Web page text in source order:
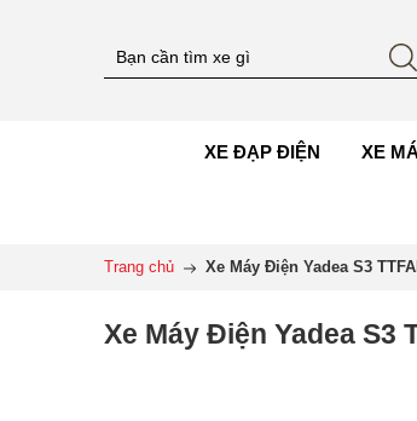
XE ĐẠP ĐIỆN XE
Trang chủ Xe Máy Điện Yadea S3
Xe Máy Điện Yadea S3